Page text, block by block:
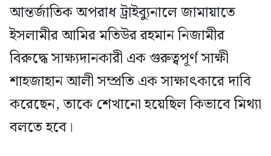
আন্তর্জাতিক অপরাধ ট্রাইব্যুনালে জামায়াতে
ইসলামীর আমির মতিউর রহমান নিজামীর
বিরুদ্ধে সাক্ষ্যদানকারী এক গুরুত্বপূর্ণ সাক্ষী
শাহজাহান আলী সম্প্রতি এক সাক্ষাৎকারে দাবি
করেছেন, তাকে শেখানো হয়েছিল কিভাবে মিথ্যা
বলতে হবে।